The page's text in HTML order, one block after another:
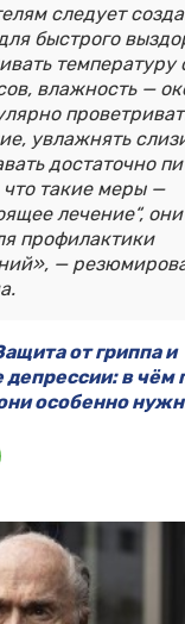
следует
быстрого
температуру
влажность —
увлажнять
достаточно
такие меры —
лечение“,
профилактики
—
от гриппа и
в чём
особенно